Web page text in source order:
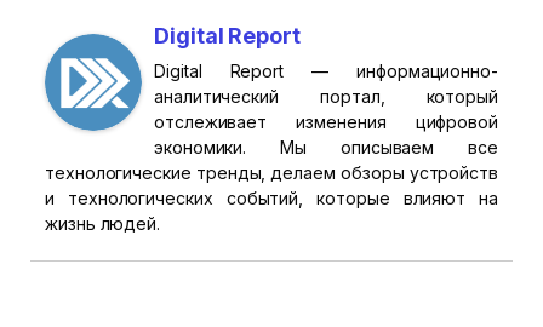
Digital Report
Digital Report — информационно-
аналитический портал, который
отслеживает изменения цифровой
экономики. Мы описываем все
технологические тренды, делаем обзоры устройств
и технологических событий, которые влияют на
жизнь людей.